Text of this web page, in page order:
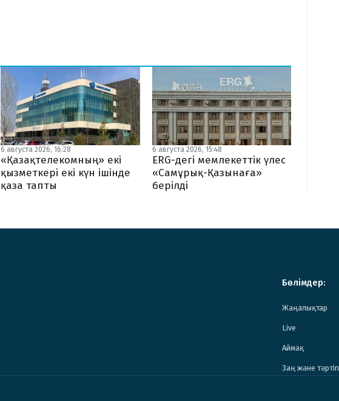
6 августа 2026, 16:28
«Қазақтелекомның» екі
қызметкері екі күн ішінде
қаза тапты
6 августа 2026, 15:48
ERG-дегі мемлекеттік үлес
«Самұрық-Қазынаға»
берілді
Бөлімдер:
Жаңалықтар
Live
Аймақ
Заң және тәртіп